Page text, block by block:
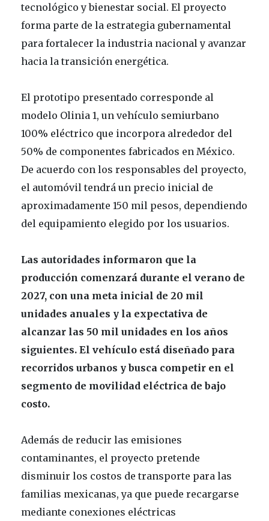
tecnológico y bienestar social. El proyecto
forma parte de la estrategia gubernamental
para fortalecer la industria nacional y avanzar
hacia la transición energética.
El prototipo presentado corresponde al
modelo Olinia 1, un vehículo semiurbano
100% eléctrico que incorpora alrededor del
50% de componentes fabricados en México.
De acuerdo con los responsables del proyecto,
el automóvil tendrá un precio inicial de
aproximadamente 150 mil pesos, dependiendo
del equipamiento elegido por los usuarios.
Las autoridades informaron que la
producción comenzará durante el verano de
2027, con una meta inicial de 20 mil
unidades anuales y la expectativa de
alcanzar las 50 mil unidades en los años
siguientes. El vehículo está diseñado para
recorridos urbanos y busca competir en el
segmento de movilidad eléctrica de bajo
costo.
Además de reducir las emisiones
contaminantes, el proyecto pretende
disminuir los costos de transporte para las
familias mexicanas, ya que puede recargarse
mediante conexiones eléctricas